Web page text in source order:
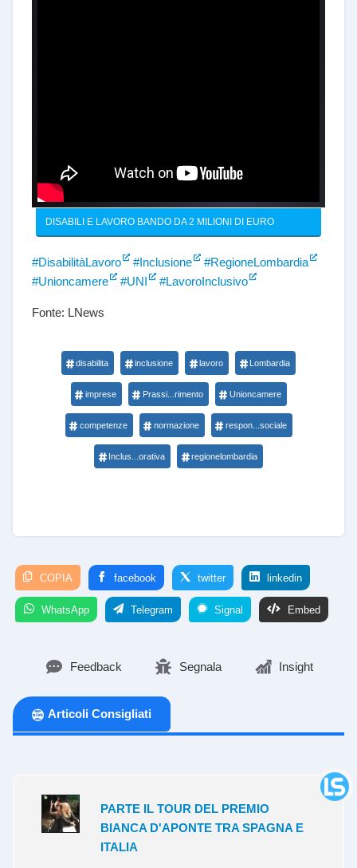
DISABILI E LAVORO BANDO DA 2 MILIONI DI EURO
#DisabilitàLavoro #Inclusione
#RegioneLombardia
#Unioncamere
#UNI #LavoroInclusivo
Fonte: LNews
disabilita inclusione lavoro Lombardia
imprese Prassi...rimento Unioncamere
competenze normazione respon...sociale
Inclus...orativa regionelombardia
COPIA facebook twitter linkedin
WhatsApp Telegram Signal Embed
Feedback Segnala Insight
Articoli Consigliati
PARTE IL TOUR DEL PREMIO
BIANCA D'APONTE TRA SPAGNA E
ITALIA